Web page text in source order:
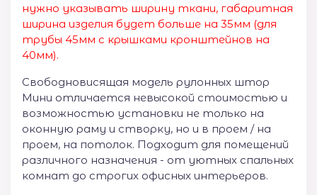
нужно указывать ширину ткани, габаритная
ширина изделия будет больше на 35мм (для
трубы 45мм с крышками кронштейнов на
40мм).
Свободновисящая модель рулонных штор
Мини отличается невысокой стоимостью и
возможностью установки не только на
оконную раму и створку, но и в проем / на
проем, на потолок. Подходит для помещений
различного назначения - от уютных спальных
комнат до строгих офисных интерьеров.